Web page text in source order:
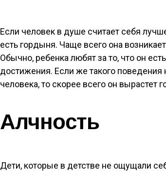
Если человек в душе считает себя
есть гордыня. Чаще всего она
Обычно, ребенка любят за то, что он
достижения. Если же такого поведения
человека, то скорее всего он
Алчность
Дети, которые в детстве не ощущали